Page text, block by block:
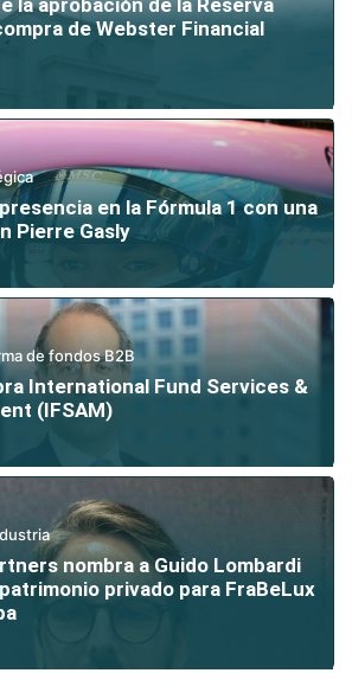
de Webster Financial
en la Fórmula 1 con una
Pierre Gasly
de fondos B2B
International Fund Services &
(IFSAM)
nombra a Guido Lombardi
privado para FraBeLux